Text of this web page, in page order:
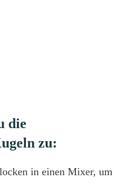
die
zu:
in einen Mixer, um